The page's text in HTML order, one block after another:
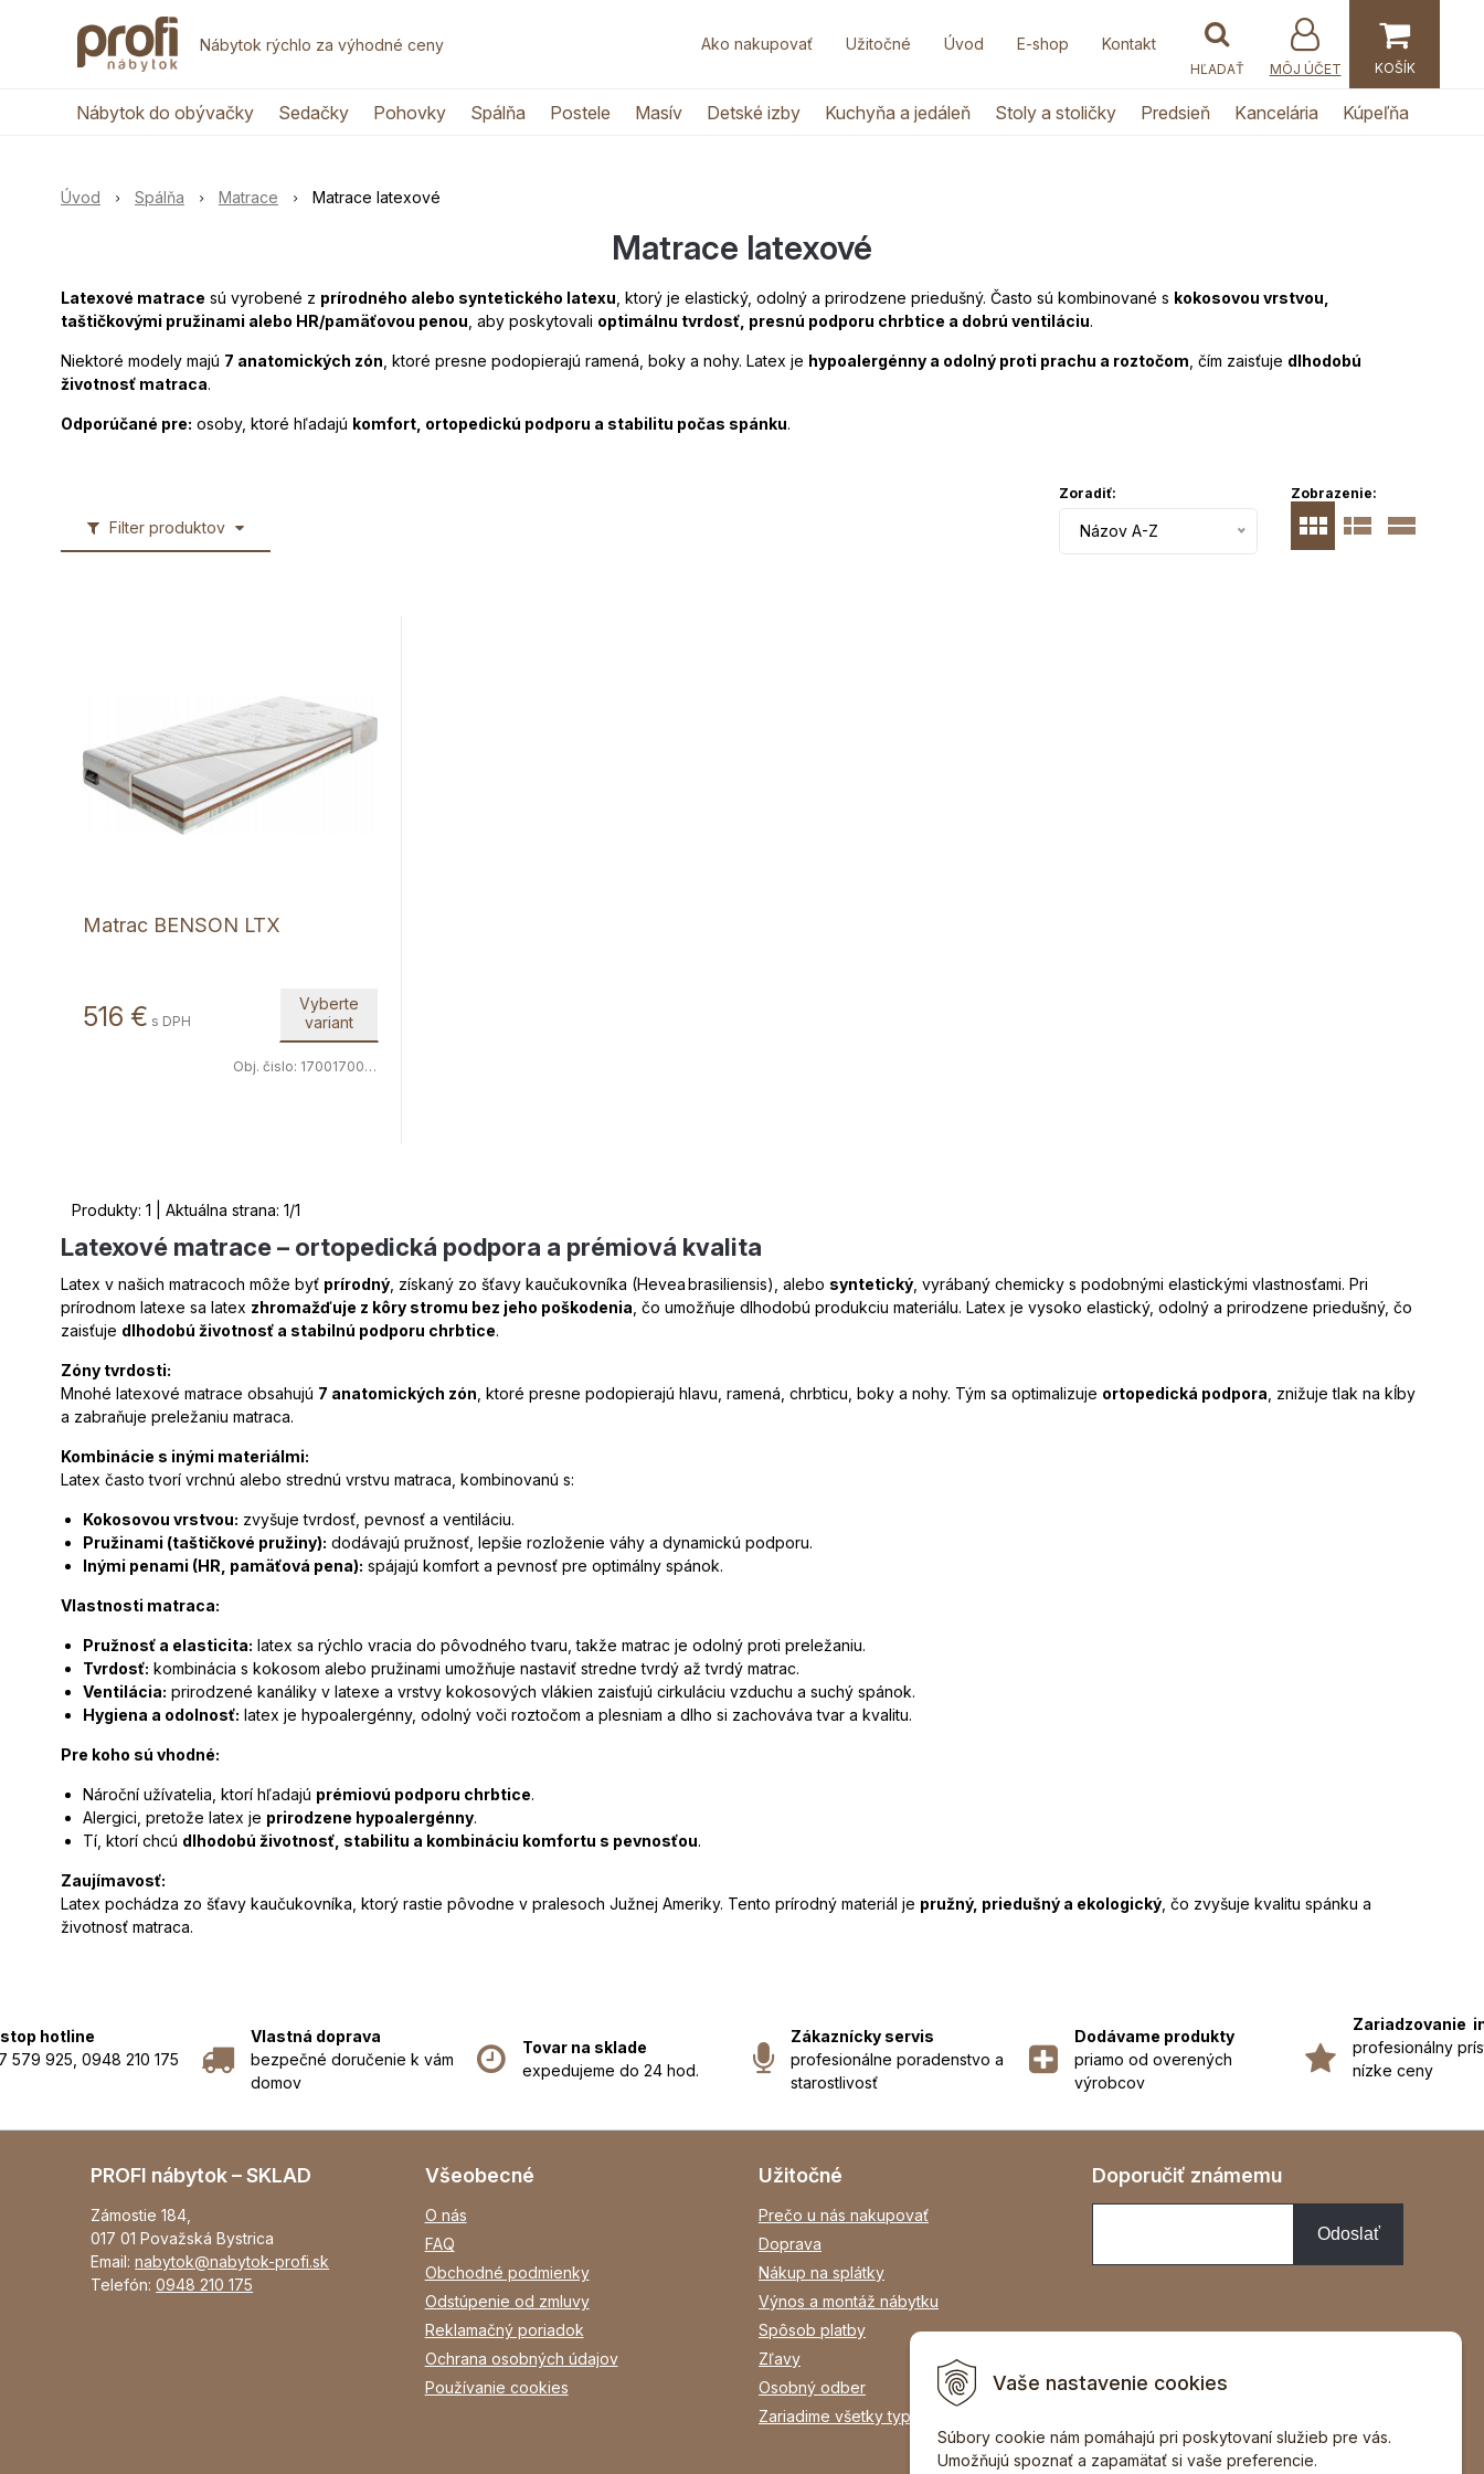
Vaše nastavenie cookies
Súbory cookie nám pomáhajú pri poskytovaní služieb pre vás.
Umožňujú spoznať a zapamätať si vaše preferencie.
Nábytok rýchlo za výhodné ceny Ako nakupovať Užitočné Úvod E-shop Kontakt
MÔJ ÚČET
Nábytok do obývačky Sedačky Pohovky Spálňa Postele Masív Detské izby Kuchyňa a jedáleň Stoly a stoličky Predsieň Kancelária Kúpeľňa
Úvod Spálňa Matrace Matrace latexové
Matrace latexové
Latexové matrace sú vyrobené z prírodného alebo syntetického latexu , ktorý je elastický, odolný a prirodzene priedušný. Často sú kombinované s kokosovou vrstvou,
taštičkovými pružinami alebo HR/pamäťovou penou , aby poskytovali optimálnu tvrdosť, presnú podporu chrbtice a dobrú ventiláciu.
Niektoré modely majú 7 anatomických zón , ktoré presne podopierajú ramená, boky a nohy. Latex je hypoalergénny a odolný proti prachu a roztočom , čím zaisťuje dlhodobú
životnosť matraca.
Odporúčané pre: osoby, ktoré hľadajú komfort, ortopedickú podporu a stabilitu počas spánku.
Filter produktov
Zobrazenie:
Zoradiť:
Názov A-Z
Matrac BENSON LTX
516 € s DPH
Vyberte
variant
Obj. čislo: 1700170038
Produkty: 1 | Aktuálna strana: 1/1
Latexové matrace – ortopedická podpora a prémiová kvalita
Latex v našich matracoch môže byť prírodný , získaný zo šťavy kaučukovníka (Hevea brasiliensis), alebo syntetický , vyrábaný chemicky s podobnými elastickými vlastnosťami. Pri
prírodnom latexe sa latex zhromažďuje z kôry stromu bez jeho poškodenia , čo umožňuje dlhodobú produkciu materiálu. Latex je vysoko elastický, odolný a prirodzene priedušný, čo
zaisťuje dlhodobú životnosť a stabilnú podporu chrbtice.
Zóny tvrdosti:
Mnohé latexové matrace obsahujú 7 anatomických zón , ktoré presne podopierajú hlavu, ramená, chrbticu, boky a nohy. Tým sa optimalizuje ortopedická podpora , znižuje tlak na kĺby
a zabraňuje preležaniu matraca.
Kombinácie s inými materiálmi:
Latex často tvorí vrchnú alebo strednú vrstvu matraca, kombinovanú s:
Kokosovou vrstvou: zvyšuje tvrdosť, pevnosť a ventiláciu.
Pružinami (taštičkové pružiny): dodávajú pružnosť, lepšie rozloženie váhy a dynamickú podporu.
Inými penami (HR, pamäťová pena): spájajú komfort a pevnosť pre optimálny spánok.
Vlastnosti matraca:
Pružnosť a elasticita: latex sa rýchlo vracia do pôvodného tvaru, takže matrac je odolný proti preležaniu.
Tvrdosť: kombinácia s kokosom alebo pružinami umožňuje nastaviť stredne tvrdý až tvrdý matrac.
Ventilácia: prirodzené kanáliky v latexe a vrstvy kokosových vlákien zaisťujú cirkuláciu vzduchu a suchý spánok.
Hygiena a odolnosť: latex je hypoalergénny, odolný voči roztočom a plesniam a dlho si zachováva tvar a kvalitu.
Pre koho sú vhodné:
Nároční užívatelia, ktorí hľadajú prémiovú podporu chrbtice.
Alergici, pretože latex je prirodzene hypoalergénny.
Tí, ktorí chcú dlhodobú životnosť, stabilitu a kombináciu komfortu s pevnosťou.
Zaujímavosť:
Latex pochádza zo šťavy kaučukovníka, ktorý rastie pôvodne v pralesoch Južnej Ameriky. Tento prírodný materiál je pružný, priedušný a ekologický , čo zvyšuje kvalitu spánku a
životnosť matraca.
hotline
579 925, 0948 210 175
Vlastná doprava
bezpečné doručenie k vám
domov
Tovar na sklade
expedujeme do 24 hod.
Zákaznícky servis
profesionálne poradenstvo a
starostlivosť
Dodávame produkty
priamo od overených
výrobcov
Zariadzovanie
profesionálny
nízke ceny
PROFI nábytok – SKLAD
Zámostie 184,
017 01 Považská Bystrica
Email:nabytok@nabytok-profi.sk
Telefón:0948 210 175
Všeobecné
O nás
FAQ
Obchodné podmienky
Odstúpenie od zmluvy
Reklamačný poriadok
Ochrana osobných údajov
Používanie cookies
Užitočné
Prečo u nás nakupovať
Doprava
Nákup na splátky
Výnos a montáž nábytku
Spôsob platby
Zľavy
Osobný odber
Zariadime všetky typy interiérov
Doporučiť známemu